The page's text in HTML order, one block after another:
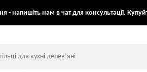
напишіть нам в чат для консультації.